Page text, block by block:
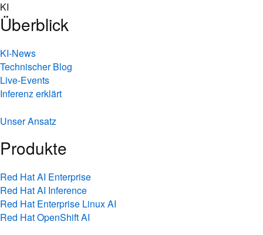
Skip
to
content
KI
Überblick
KI-News
Technischer Blog
Live-Events
Inferenz erklärt
Unser Ansatz
Produkte
Red Hat AI Enterprise
Red Hat AI Inference
Red Hat Enterprise Linux AI
Red Hat OpenShift AI